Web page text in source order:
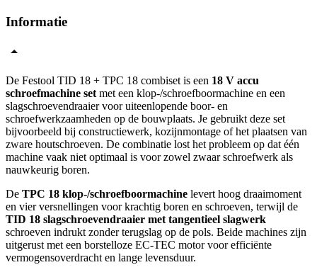
Informatie
De Festool TID 18 + TPC 18 combiset is een 18 V accu
schroefmachine set met een klop-/schroefboormachine en een
slagschroevendraaier voor uiteenlopende boor- en
schroefwerkzaamheden op de bouwplaats. Je gebruikt deze set
bijvoorbeeld bij constructiewerk, kozijnmontage of het plaatsen van
zware houtschroeven. De combinatie lost het probleem op dat één
machine vaak niet optimaal is voor zowel zwaar schroefwerk als
nauwkeurig boren.
De TPC 18 klop-/schroefboormachine levert hoog draaimoment
en vier versnellingen voor krachtig boren en schroeven, terwijl de
TID 18 slagschroevendraaier met tangentieel slagwerk
schroeven indrukt zonder terugslag op de pols. Beide machines zijn
uitgerust met een borstelloze EC-TEC motor voor efficiënte
vermogensoverdracht en lange levensduur.